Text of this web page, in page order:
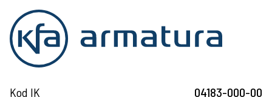
Kod IK
04183-000-00